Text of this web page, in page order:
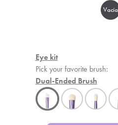
Vacía
Eye kit
Pick your favorite brush:
Dual-Ended Brush